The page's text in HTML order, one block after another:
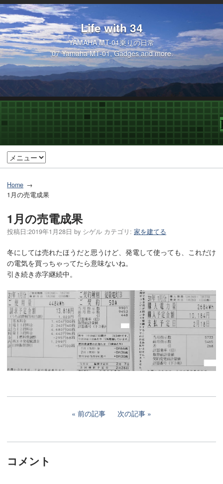
Life with 34
YAMAHA MT-01乗りの日常
'07 Yamaha MT-01, Gadges and more.
Home
1月の売電成果
1月の売電成果
投稿日:2019年1月28日 by シゲル カテゴリ: 家を建てる
冬にしては売れたほうだと思うけど、発電して使っても、これだけ
の電気を買っちゃってたら意味ないね。
引き続き赤字継続中。
前の記事 次の記事
コメント